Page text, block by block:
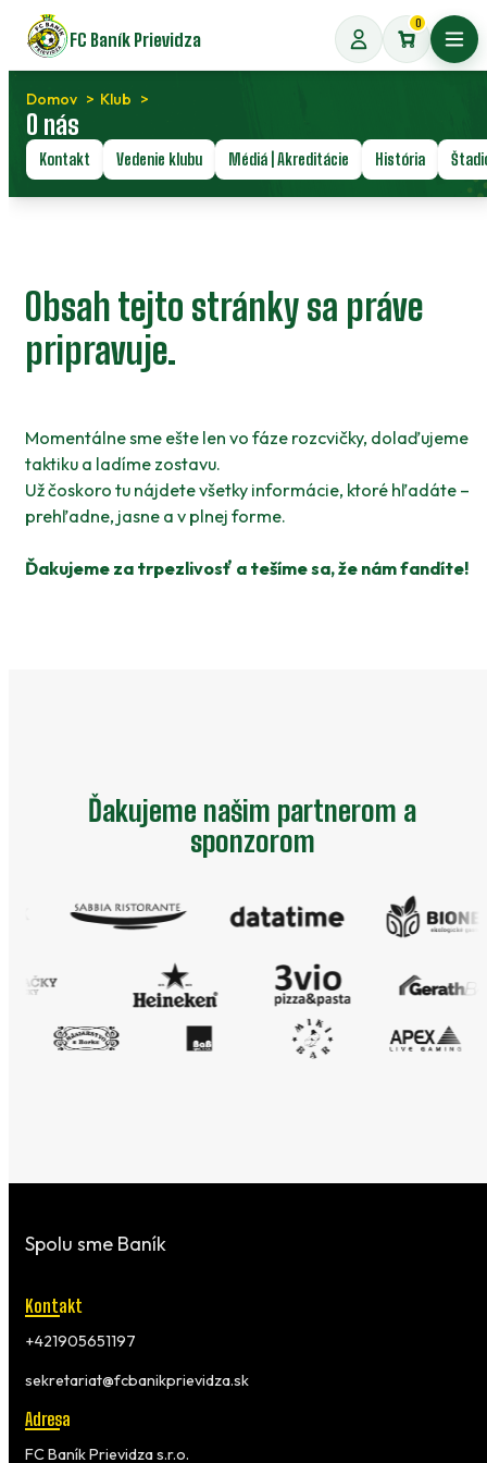
Preskočiť
na
obsah
FC Baník Prievidza
0
Domov Klub
O nás
Kontakt Vedenie klubu Médiá | Akreditácie História
Obsah tejto stránky sa práve
pripravuje.
Momentálne sme ešte len vo fáze rozcvičky, dolaďujeme
taktiku a ladíme zostavu.
Už čoskoro tu nájdete všetky informácie, ktoré hľadáte –
prehľadne, jasne a v plnej forme.
Ďakujeme za trpezlivosť a tešíme sa, že nám fandíte!
Ďakujeme našim partnerom a
sponzorom
Spolu sme Baník
Kontakt
+421905651197
sekretariat@fcbanikprievidza.sk
Adresa
FC Baník Prievidza s.r.o.